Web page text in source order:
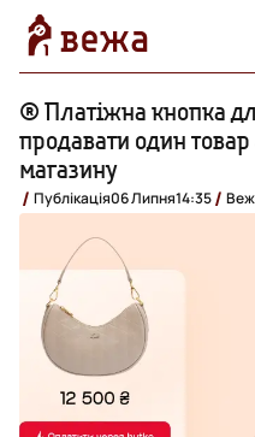
® Платіжна кнопка
продавати один товар
магазину
Публікація06 Липня14:35